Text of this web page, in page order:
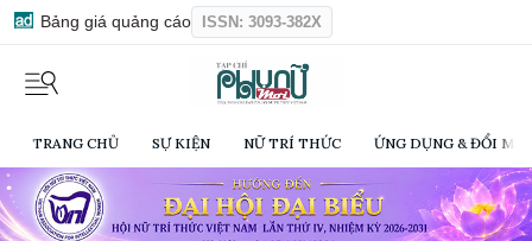
Bảng giá quảng cáo ISSN: 3093-382X
TRANG CHỦ SỰ KIỆN NỮ TRÍ THỨC ỨNG DỤNG & ĐỔI